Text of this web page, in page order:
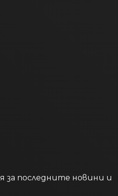
за последните новини и